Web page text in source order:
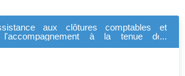
aux clôtures comptables et
à la tenue des